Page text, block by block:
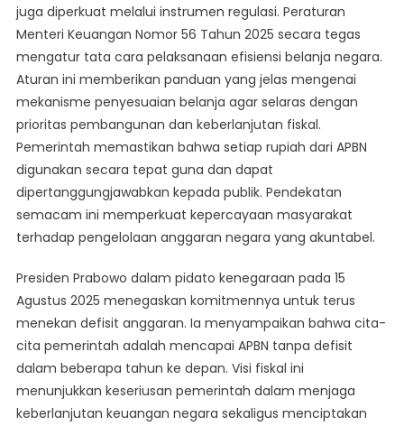
juga diperkuat melalui instrumen regulasi. Peraturan
Menteri Keuangan Nomor 56 Tahun 2025 secara tegas
mengatur tata cara pelaksanaan efisiensi belanja negara.
Aturan ini memberikan panduan yang jelas mengenai
mekanisme penyesuaian belanja agar selaras dengan
prioritas pembangunan dan keberlanjutan fiskal.
Pemerintah memastikan bahwa setiap rupiah dari APBN
digunakan secara tepat guna dan dapat
dipertanggungjawabkan kepada publik. Pendekatan
semacam ini memperkuat kepercayaan masyarakat
terhadap pengelolaan anggaran negara yang akuntabel.
Presiden Prabowo dalam pidato kenegaraan pada 15
Agustus 2025 menegaskan komitmennya untuk terus
menekan defisit anggaran. Ia menyampaikan bahwa cita-
cita pemerintah adalah mencapai APBN tanpa defisit
dalam beberapa tahun ke depan. Visi fiskal ini
menunjukkan keseriusan pemerintah dalam menjaga
keberlanjutan keuangan negara sekaligus menciptakan